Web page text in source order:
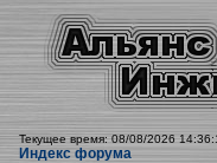
Текущее время: 08/08/2026
Индекс форума